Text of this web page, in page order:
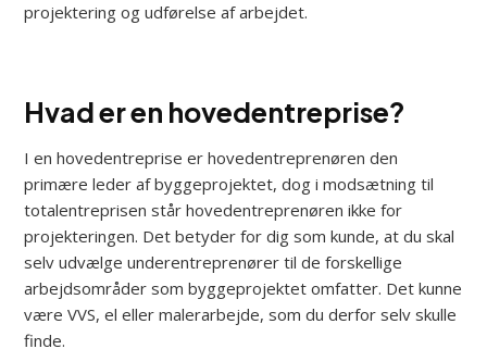
projektering og udførelse af arbejdet.
Hvad er en hovedentreprise?
I en hovedentreprise er hovedentreprenøren den
primære leder af byggeprojektet, dog i modsætning til
totalentreprisen står hovedentreprenøren ikke for
projekteringen. Det betyder for dig som kunde, at du skal
selv udvælge underentreprenører til de forskellige
arbejdsområder som byggeprojektet omfatter. Det kunne
være VVS, el eller malerarbejde, som du derfor selv skulle
finde.